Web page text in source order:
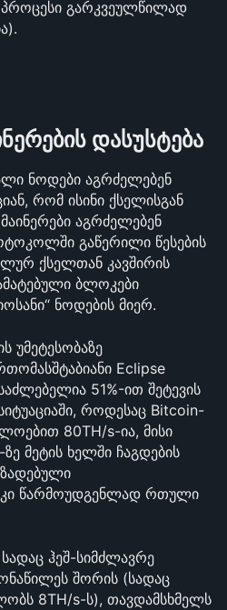
დასუსტება
ნოდები აგრძელებენ
რომ ისინი ქსელისგან
აგრძელებენ
გაწერილი წესების
ქსელთან კავშირის
ბლოკები
ნოდების მიერ.
უმეტესობაზე
Eclipse
51%-ით შეტევის
როდესაც Bitcoin-
80TH/s-ია, მისი
მეტის ხელში ჩაგდების
კი წარმოუდგენლად რთული
ჰეშ-სიმძლავრე
შორის (სადაც
8TH/s-ს), თავდამსხმელს